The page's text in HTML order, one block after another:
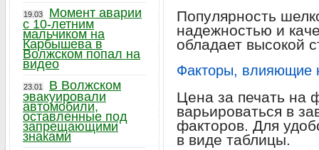
Популярность
надежностью и
обладает высокой
Факторы, влияющие
Цена за печать на
варьироваться в
факторов. Для
в виде таблицы.
19.03
Момент аварии
с 10-летним
мальчиком на
Карбышева в
Волжском попал на
видео
23.01
В Волжском
эвакуировали
автомобили,
оставленные под
запрещающими
знаками